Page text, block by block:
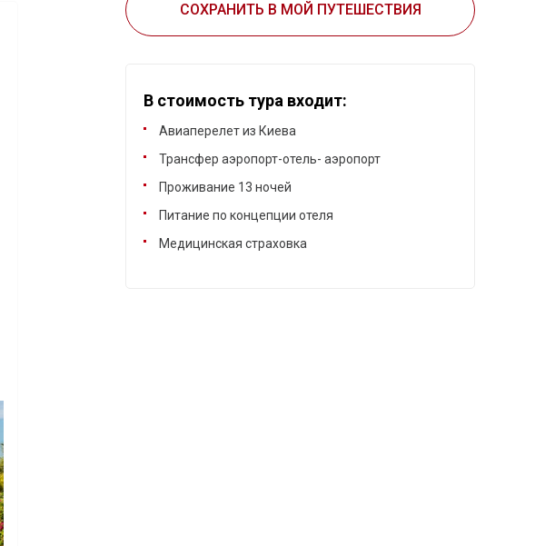
СОХРАНИТЬ В МОЙ ПУТЕШЕСТВИЯ
В стоимость тура входит:
Авиаперелет из Киева
Трансфер аэропорт-отель- аэропорт
Проживание 13 ночей
Питание по концепции отеля
Медицинская страховка